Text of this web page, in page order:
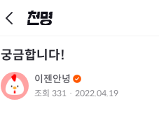
궁금합니다!
이젠안녕
조회 331 · 2022.04.19